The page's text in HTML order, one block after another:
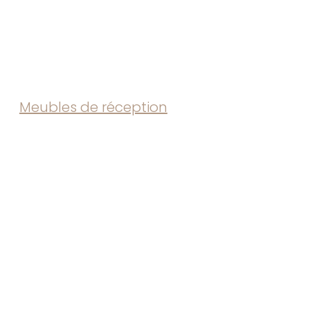
Meubles de réception